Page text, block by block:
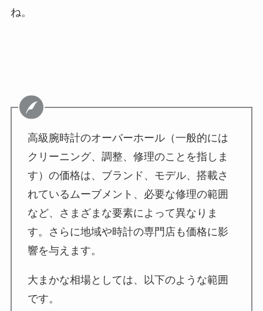
ね。
高級腕時計のオーバーホール（一般的には
クリーニング、調整、修理のことを指しま
す）の価格は、ブランド、モデル、搭載さ
れているムーブメント、必要な修理の範囲
など、さまざまな要素によって異なりま
す。さらに地域や時計の専門店も価格に影
響を与えます。
大まかな相場としては、以下のような範囲
です。